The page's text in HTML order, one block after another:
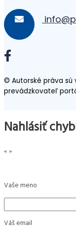
© Autorské práva sú
prevádzkovateľ
Nahlásiť
«»
Vaše meno
Váš email